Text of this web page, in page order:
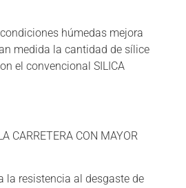
húmedas mejora
medida la cantidad de sílice
el convencional SILICA
CARRETERA CON MAYOR
la resistencia al desgaste de